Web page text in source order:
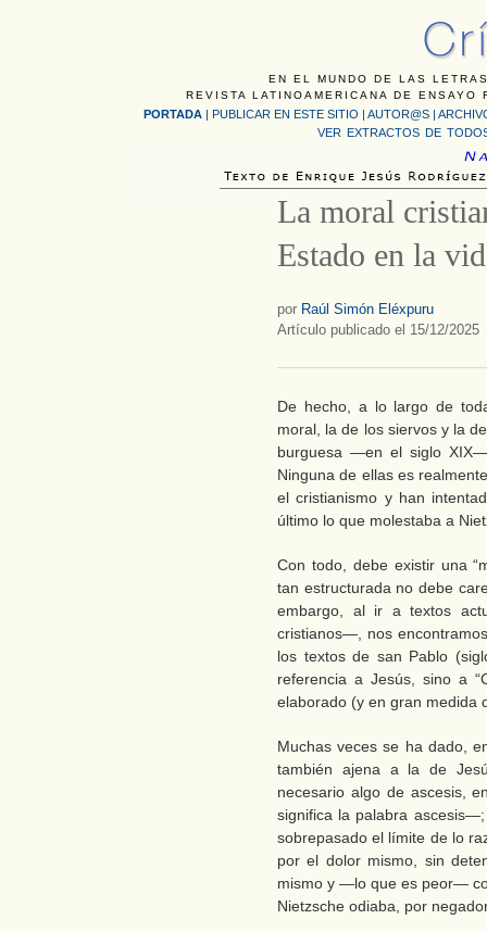
EN EL MUNDO DE LAS
REVISTA LATINOAMERICANA DE
PORTADA | PUBLICAR EN ESTE SITIO | AUTOR@S |
VER EXTRACTOS DE
La moral
Estado en la
por Raúl Simón Eléxpuru
Artículo publicado el 15/12/2025
De hecho, a lo largo de
moral, la de los siervos y la
burguesa —en el siglo
Ninguna de ellas es
el cristianismo y han
último lo que molestaba a
Con todo, debe existir una
tan estructurada no debe
embargo, al ir a textos
cristianos—, nos
los textos de san Pablo
referencia a Jesús, sino a
elaborado (y en gran medida
Muchas veces se ha dado,
también ajena a la de
necesario algo de ascesis,
significa la palabra
sobrepasado el límite de lo
por el dolor mismo, sin
mismo y —lo que es peor—
Nietzsche odiaba, por